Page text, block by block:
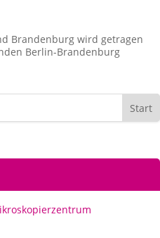
Brandenburg wird getragen
Berlin-Brandenburg
Start